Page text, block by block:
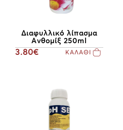
Διαφυλλικό λίπασμα
Ανθομίξ 250ml
3.80€ ΚΑΛΑΘΙ